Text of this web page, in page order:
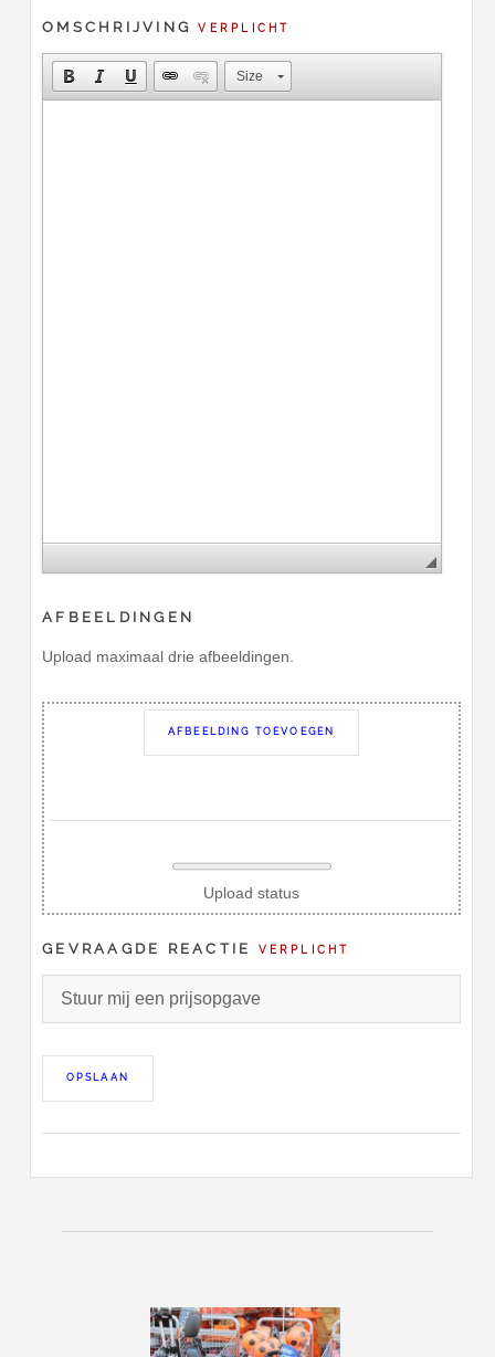
OMSCHRIJVINGVERPLICHT
Size
AFBEELDINGEN
Upload maximaal drie afbeeldingen.
AFBEELDING TOEVOEGEN
Upload status
GEVRAAGDE REACTIE VERPLICHT